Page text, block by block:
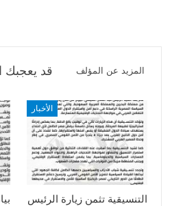
قد يعجبك المزيد عن المؤلف
الأخبار
التنسيقية تثمن زيارة الرئيس